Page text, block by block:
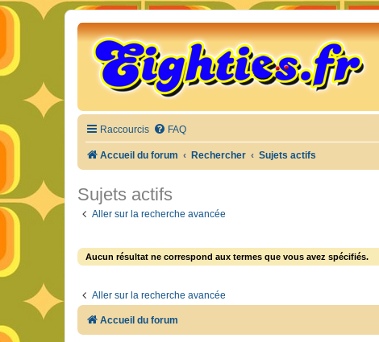
Raccourcis FAQ
Accueil du forum Rechercher Sujets actifs
Sujets actifs
Aller sur la recherche avancée
Aucun résultat ne correspond aux termes que vous avez spécifiés.
Aller sur la recherche avancée
Accueil du forum